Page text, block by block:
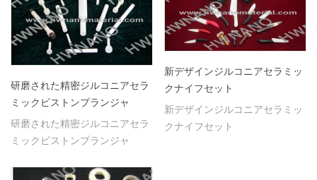
研磨された精密ジルコニアセラ
ミックピストンプランジャ
研磨された精密ジルコニアセラ
ミックピストンプランジャ
新デザインジルコニアセラミッ
クナイフセット
新デザインジルコニアセラミッ
クナイフセット